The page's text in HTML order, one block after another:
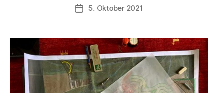
Beitragsdatum
5. Oktober 2021